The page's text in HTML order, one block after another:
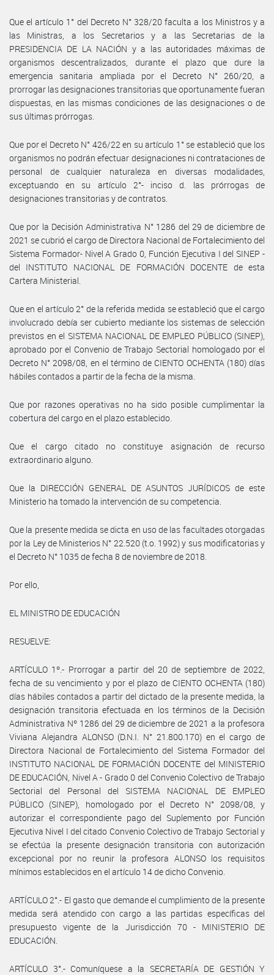
Que el artículo 1° del Decreto N° 328/20 faculta a los Ministros y a
las Ministras, a los Secretarios y a las Secretarias de la
PRESIDENCIA DE LA NACIÓN y a las autoridades máximas de
organismos descentralizados, durante el plazo que dure la
emergencia sanitaria ampliada por el Decreto N° 260/20, a
prorrogar las designaciones transitorias que oportunamente fueran
dispuestas, en las mismas condiciones de las designaciones o de
sus últimas prórrogas.
Que por el Decreto N° 426/22 en su artículo 1° se estableció que los
organismos no podrán efectuar designaciones ni contrataciones de
personal de cualquier naturaleza en diversas modalidades,
exceptuando en su artículo 2°- inciso d. las prórrogas de
designaciones transitorias y de contratos.
Que por la Decisión Administrativa N° 1286 del 29 de diciembre de
2021 se cubrió el cargo de Directora Nacional de Fortalecimiento del
Sistema Formador- Nivel A Grado 0, Función Ejecutiva I del SINEP -
del INSTITUTO NACIONAL DE FORMACIÓN DOCENTE de esta
Cartera Ministerial.
Que en el artículo 2° de la referida medida se estableció que el cargo
involucrado debía ser cubierto mediante los sistemas de selección
previstos en el SISTEMA NACIONAL DE EMPLEO PÚBLICO (SINEP),
aprobado por el Convenio de Trabajo Sectorial homologado por el
Decreto N° 2098/08, en el término de CIENTO OCHENTA (180) días
hábiles contados a partir de la fecha de la misma.
Que por razones operativas no ha sido posible cumplimentar la
cobertura del cargo en el plazo establecido.
Que el cargo citado no constituye asignación de recurso
extraordinario alguno.
Que la DIRECCIÓN GENERAL DE ASUNTOS JURÍDICOS de este
Ministerio ha tomado la intervención de su competencia.
Que la presente medida se dicta en uso de las facultades otorgadas
por la Ley de Ministerios N° 22.520 (t.o. 1992) y sus modificatorias y
el Decreto N° 1035 de fecha 8 de noviembre de 2018.
Por ello,
EL MINISTRO DE EDUCACIÓN
RESUELVE:
ARTÍCULO 1º.- Prorrogar a partir del 20 de septiembre de 2022,
fecha de su vencimiento y por el plazo de CIENTO OCHENTA (180)
días hábiles contados a partir del dictado de la presente medida, la
designación transitoria efectuada en los términos de la Decisión
Administrativa Nº 1286 del 29 de diciembre de 2021 a la profesora
Viviana Alejandra ALONSO (D.N.I. N° 21.800.170) en el cargo de
Directora Nacional de Fortalecimiento del Sistema Formador del
INSTITUTO NACIONAL DE FORMACIÓN DOCENTE del MINISTERIO
DE EDUCACIÓN, Nivel A - Grado 0 del Convenio Colectivo de Trabajo
Sectorial del Personal del SISTEMA NACIONAL DE EMPLEO
PÚBLICO (SINEP), homologado por el Decreto N° 2098/08, y
autorizar el correspondiente pago del Suplemento por Función
Ejecutiva Nivel I del citado Convenio Colectivo de Trabajo Sectorial y
se efectúa la presente designación transitoria con autorización
excepcional por no reunir la profesora ALONSO los requisitos
mínimos establecidos en el artículo 14 de dicho Convenio.
ARTÍCULO 2°.- El gasto que demande el cumplimiento de la presente
medida será atendido con cargo a las partidas específicas del
presupuesto vigente de la Jurisdicción 70 - MINISTERIO DE
EDUCACIÓN.
ARTÍCULO 3°.- Comuníquese a la SECRETARÍA DE GESTIÓN Y